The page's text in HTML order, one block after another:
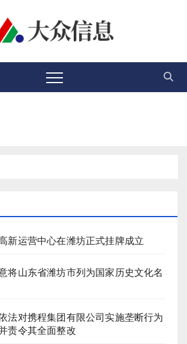
新运营中心在潍坊正式挂牌成立
将山东省潍坊市列为国家历史文化名
法对携程集团有限公司实施垄断行为
责令其全面整改